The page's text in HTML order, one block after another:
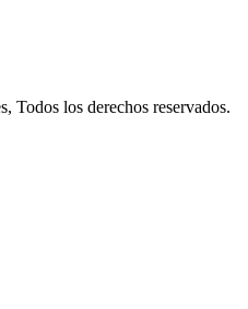
Todos los derechos reservados.